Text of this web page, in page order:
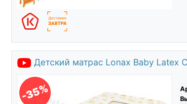
Детский матрас Lonax Baby Latex
-35%